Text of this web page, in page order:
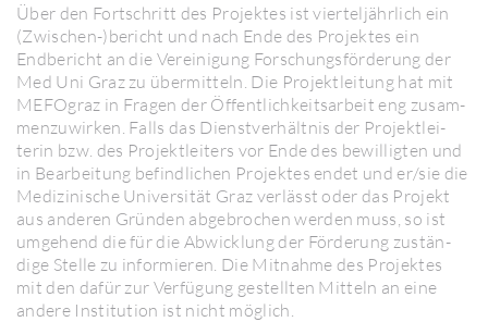
Über den Fort­schritt des Projektes ist vier­tel­jähr­lich ein
(Zwischen-)bericht und nach Ende des Projektes ein
Endbe­richt an die Verei­ni­gung Forschungs­för­de­rung der
Med Uni Graz zu übermit­teln. Die Projekt­lei­tung hat mit
MEFO­graz in Fragen der Öffent­lich­keits­ar­beit eng zusam­
men­zu­wirken. Falls das Dienst­ver­hältnis der Projekt­lei­
terin bzw. des Projekt­lei­ters vor Ende des bewil­ligten und
in Bear­bei­tung befind­li­chen Projektes endet und er/​sie die
Medi­zi­ni­sche Univer­sität Graz verlässt oder das Projekt
aus anderen Gründen abge­bro­chen werden muss, so ist
umge­hend die für die Abwick­lung der Förde­rung zustän­
dige Stelle zu infor­mieren. Die Mitnahme des Projektes
mit den dafür zur Verfügung gestellten Mitteln an eine
andere Insti­tu­tion ist nicht möglich.